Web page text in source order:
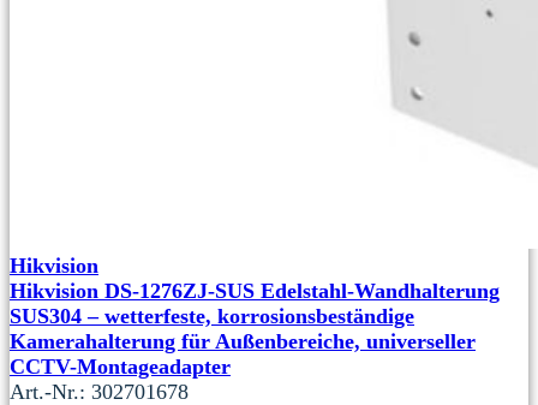
Hikvision
Hikvision DS-1276ZJ-SUS Edelstahl-Wandhalterung
SUS304 – wetterfeste, korrosionsbeständige
Kamerahalterung für Außenbereiche, universeller
CCTV-Montageadapter
Art.-Nr.: 302701678